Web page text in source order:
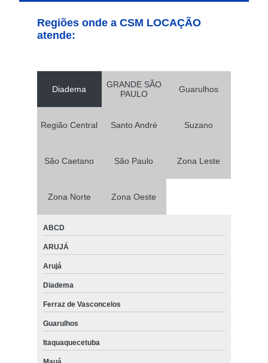
Regiões onde a CSM LOCAÇÃO
atende:
Diadema
GRANDE SÃO
PAULO
Guarulhos
Região Central Santo André Suzano
São Caetano São Paulo Zona Leste
Zona Norte Zona Oeste
ABCD
ARUJÁ
Arujá
Diadema
Ferraz de Vasconcelos
Guarulhos
Itaquaquecetuba